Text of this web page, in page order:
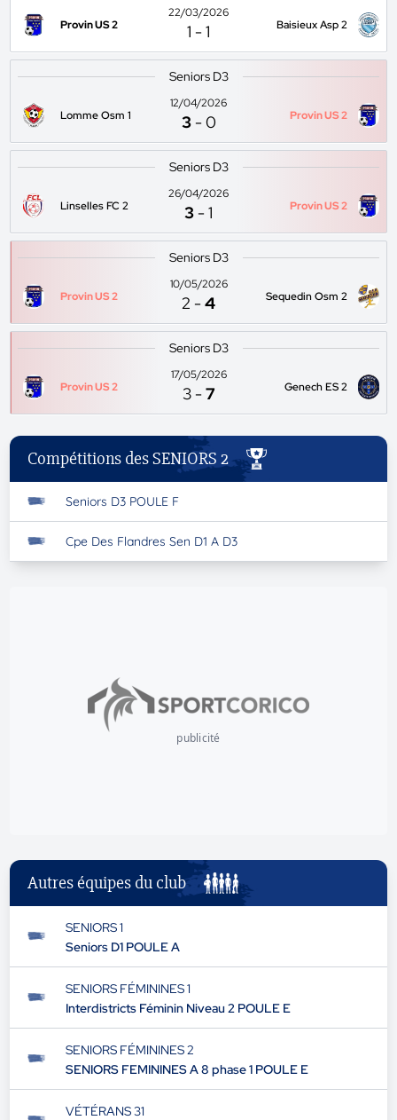
Provin US 2
22/03/2026
1 -1 Baisieux Asp 2
Seniors D3
Lomme Osm 1
12/04/2026
3 -0 Provin US 2
Seniors D3
Linselles FC 2
26/04/2026
3 -1 Provin US 2
Seniors D3
Provin US 2
10/05/2026
2 -4 Sequedin Osm 2
Seniors D3
Provin US 2
17/05/2026
3 -7 Genech ES 2
Compétitions des SENIORS 2
Seniors D3 POULE F
Cpe Des Flandres Sen D1 A D3
publicité
Autres équipes du club
SENIORS 1
Seniors D1 POULE A
SENIORS FÉMININES 1
Interdistricts Féminin Niveau 2 POULE E
SENIORS FÉMININES 2
SENIORS FEMININES A 8 phase 1 POULE E
VÉTÉRANS 31